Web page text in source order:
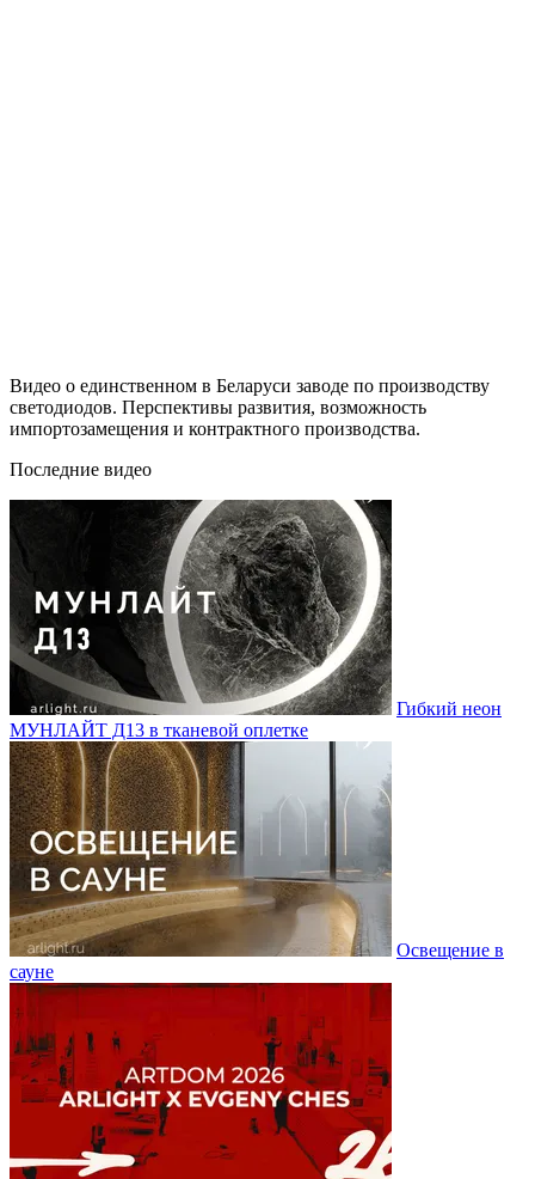
Видео о единственном в Беларуси заводе по производству
светодиодов. Перспективы развития, возможность
импортозамещения и контрактного производства.
Последние видео
Гибкий неон
МУНЛАЙТ Д13 в тканевой оплетке
Освещение в
сауне